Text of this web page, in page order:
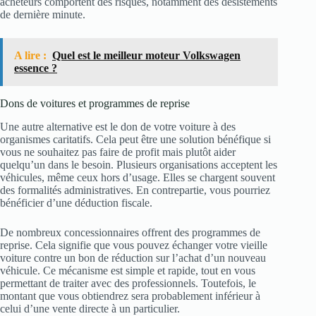
de dernière minute.
A lire : Quel est le meilleur moteur Volkswagen
essence ?
Dons de voitures et programmes de reprise
Une autre alternative est le don de votre voiture à des
organismes caritatifs. Cela peut être une solution bénéfique si
vous ne souhaitez pas faire de profit mais plutôt aider
quelqu’un dans le besoin. Plusieurs organisations acceptent les
véhicules, même ceux hors d’usage. Elles se chargent souvent
des formalités administratives. En contrepartie, vous pourriez
bénéficier d’une déduction fiscale.
De nombreux concessionnaires offrent des programmes de
reprise. Cela signifie que vous pouvez échanger votre vieille
voiture contre un bon de réduction sur l’achat d’un nouveau
véhicule. Ce mécanisme est simple et rapide, tout en vous
permettant de traiter avec des professionnels. Toutefois, le
montant que vous obtiendrez sera probablement inférieur à
celui d’une vente directe à un particulier.